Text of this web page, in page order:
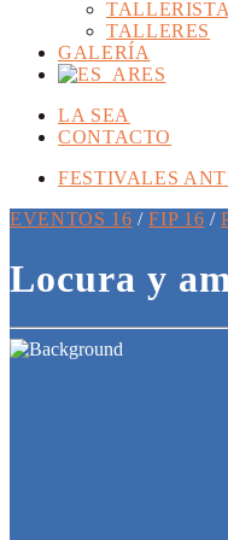
TALLERES
GALERÍA
ES
LA SEA
CONTACTO
FESTIVALES
EVENTOS 16 /FIP 16 /
Locura y